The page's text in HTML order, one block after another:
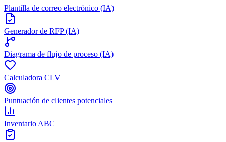
Plantilla de correo electrónico (IA)
Generador de RFP (IA)
Diagrama de flujo de proceso (IA)
Calculadora CLV
Puntuación de clientes potenciales
Inventario ABC